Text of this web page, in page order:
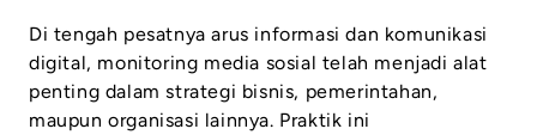
Di tengah pesatnya arus informasi dan komunikasi
digital, monitoring media sosial telah menjadi alat
penting dalam strategi bisnis, pemerintahan,
maupun organisasi lainnya. Praktik ini